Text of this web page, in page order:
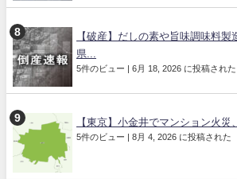
【破産】だしの素や旨味調味料製
県...
5件のビュー | 6月 18, 2026 に投稿された
【東京】小金井でマンション火
5件のビュー | 8月 4, 2026 に投稿された